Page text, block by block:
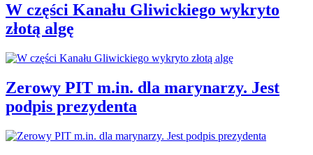
W części Kanału Gliwickiego wykryto
złotą algę
Zerowy PIT m.in. dla marynarzy. Jest
podpis prezydenta